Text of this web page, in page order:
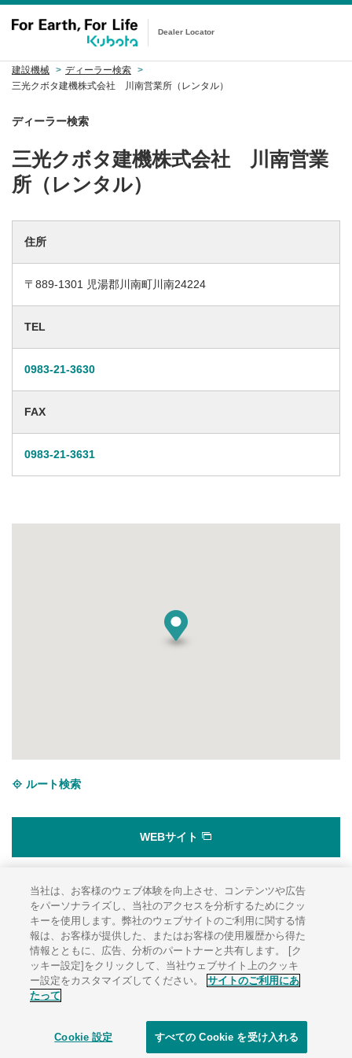
Dealer Locator
建設機械
ディーラー検索
三光クボタ建機株式会社 川南営業所（レンタル）
ディーラー検索
三光クボタ建機株式会社 川南営業
所（レンタル）
住所
〒889-1301 児湯郡川南町川南24224
TEL
0983-21-3630
FAX
0983-21-3631
ルート検索
WEBサイト
サイトのご利用にあたって
ソーシャルメディアポリシー
個人情報保護方針
サイトマップ
2026 KUBOTA Corporation.
当社は、お客様のウェブ体験を向上させ、コンテンツや広告
をパーソナライズし、当社のアクセスを分析するためにクッ
キーを使用します。弊社のウェブサイトのご利用に関する情
報は、お客様が提供した、またはお客様の使用履歴から得た
情報とともに、広告、分析のパートナーと共有します。 [ク
ッキー設定]をクリックして、当社ウェブサイト上のクッキ
ー設定をカスタマイズしてください。
サイトのご利用にあ
たって
Cookie 設定 すべての Cookie を受け入れる